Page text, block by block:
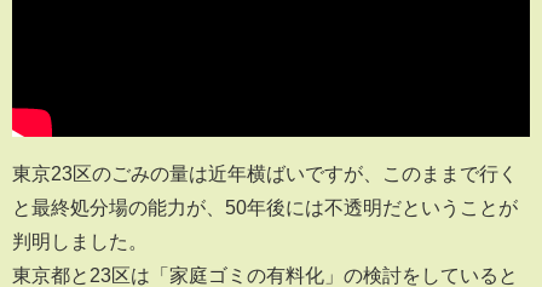
東京23区のごみの量は近年横ばいですが、このままで行く
と最終処分場の能力が、50年後には不透明だということが
判明しました。
東京都と23区は「家庭ゴミの有料化」の検討をしていると